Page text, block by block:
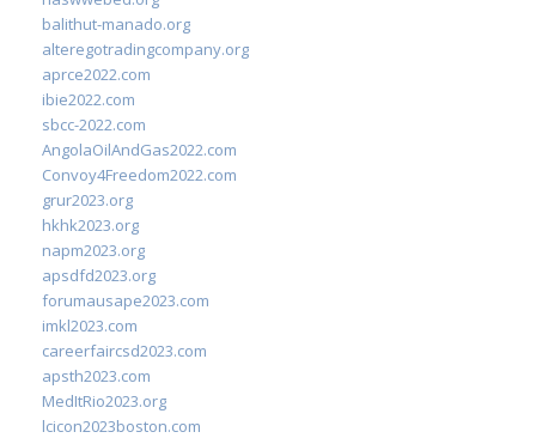
balithut-manado.org
alteregotradingcompany.org
aprce2022.com
ibie2022.com
sbcc-2022.com
AngolaOilAndGas2022.com
Convoy4Freedom2022.com
grur2023.org
hkhk2023.org
napm2023.org
apsdfd2023.org
forumausape2023.com
imkl2023.com
careerfaircsd2023.com
apsth2023.com
MedItRio2023.org
lcicon2023boston.com